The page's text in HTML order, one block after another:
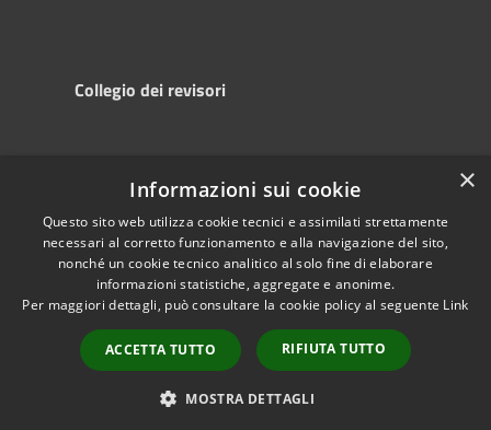
Collegio dei revisori
Accessibility
Privacy
Cookie
Sitemap
Copyright © 2025
Autorità di
Sistema Portuale
del Mare Adriatico
Centrale
Powered by
Municipium
Accesso redazione
×
Informazioni sui cookie
Questo sito web utilizza cookie tecnici e assimilati strettamente
necessari al corretto funzionamento e alla navigazione del sito,
nonché un cookie tecnico analitico al solo fine di elaborare
informazioni statistiche, aggregate e anonime.
Per maggiori dettagli, può consultare la cookie policy al seguente Link
ACCETTA TUTTO RIFIUTA TUTTO
MOSTRA DETTAGLI